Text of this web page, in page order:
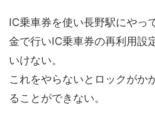
IC乗車券を使い長野駅にやっ
金で行いIC乗車券の再利用設
いけない。
これをやらないとロックがか
ることができない。